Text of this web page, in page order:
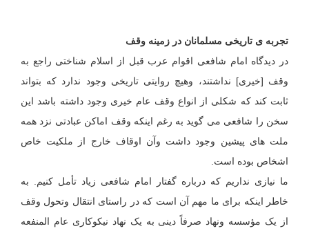
تجربه ی تاریخی مسلمانان در زمینه وقف
در دیدگاه امام شافعی اقوام عرب قبل از اسلام شناختی راجع به
وقف [خیری] نداشتند، وهیچ روایتی تاریخی وجود ندارد که بتواند
ثابت کند که شکلی از انواع وقف عام خیری وجود داشته باشد این
سخن را شافعی می گوید به رغم اینکه وقف اماکن عبادتی نزد همه
ملت های پیشین وجود داشت وآن اوقاف خارج از ملکیت خاص
اشخاص بوده است.
ما نیازی نداریم که درباره گفتار امام شافعی زیاد تأمل کنیم. به
خاطر اینکه برای ما مهم آن است که در راستای انتقال وتحول وقف
از یک مؤسسه ونهاد صرفاً دینی به یک نهاد نیکوکاری عام المنفعه